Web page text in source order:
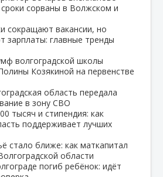
сорваны в Волжском и
сокращают вакансии, но
зарплаты: главные тренды
волгоградской школы
Козякиной на первенстве
область передала
в зону СВО
тысяч и стипендия: как
поддерживает лучших
стало ближе: как маткапитал
области
погиб ребёнок: идёт